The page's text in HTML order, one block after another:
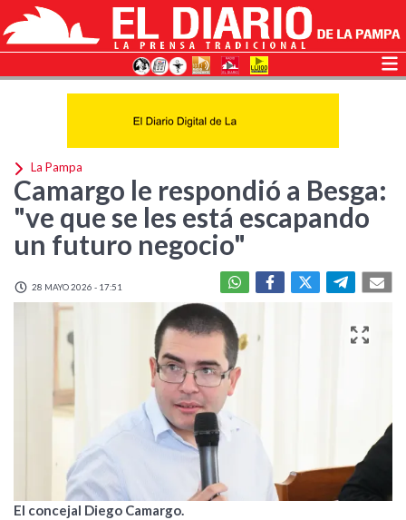
La Pampa
Camargo le respondió a Besga:
"ve que se les está escapando
un futuro negocio"
28 MAYO 2026 - 17:51
El concejal Diego Camargo.